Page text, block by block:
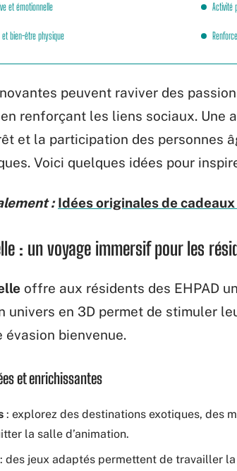
et émotionnelle
bien-être physique
Activité
peuvent raviver des
renforçant les liens sociaux. Une
et la participation des personnes
Voici quelques idées pour
: Idées originales de
: un voyage immersif pour les
offre aux résidents des EHPAD
univers en 3D permet de stimuler
bienvenue.
et enrichissantes
: explorez des destinations exotiques, des
la salle d’animation.
: des jeux adaptés permettent de travailler